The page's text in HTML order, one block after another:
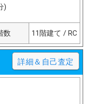
)
数 11階建て / RC
詳細＆自己査定